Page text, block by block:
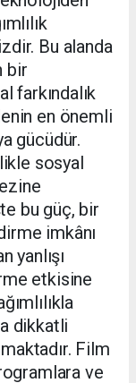
Bu alanda
bir
farkındalık
en önemli
gücüdür.
sosyal
bu güç, bir
imkânı
yanlışı
etkisine
dikkatli
Film
ve